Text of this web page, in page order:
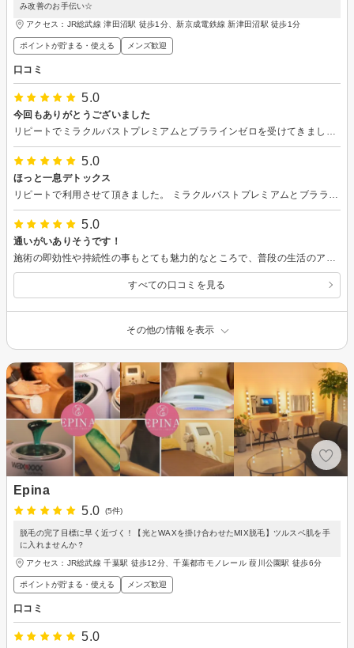
み改善のお手伝い☆
アクセス：JR総武線 津田沼駅 徒歩1分、新京成電鉄線 新津田沼駅 徒歩1分
ポイントが貯まる・使える メンズ歓迎
口コミ
5.0
今回もありがとうございました
5.0
ほっと一息デトックス
5.0
通いがいありそうです！
すべての口コミを見る
その他の情報を表示
Epina
5.0
(5件)
脱毛の完了目標に早く近づく！【光とWAXを掛け合わせたMIX脱毛】ツルスベ肌を手
に入れませんか？
アクセス：JR総武線 千葉駅 徒歩12分、千葉都市モノレール 葭川公園駅 徒歩6分
ポイントが貯まる・使える メンズ歓迎
口コミ
5.0